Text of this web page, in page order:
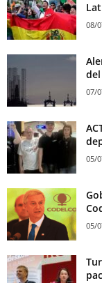
08/
07/
05/
05/